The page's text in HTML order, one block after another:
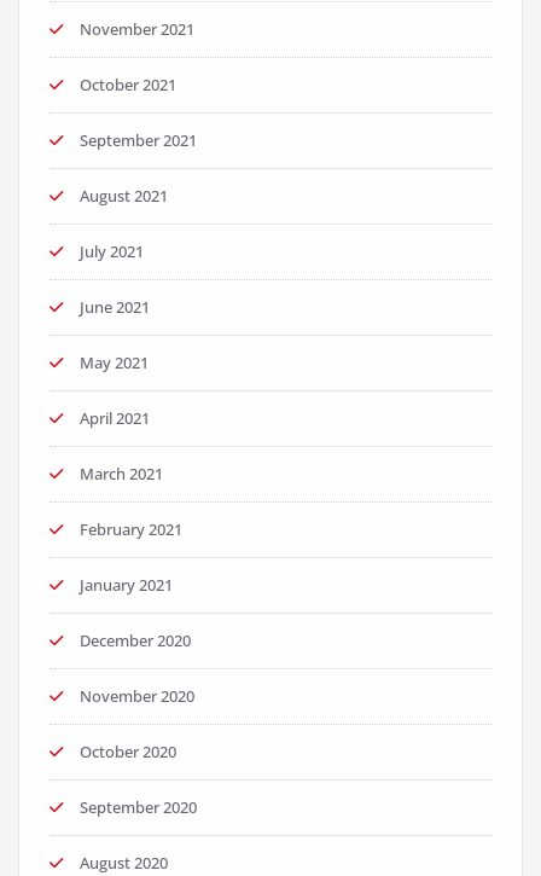
November 2021
October 2021
September 2021
August 2021
July 2021
June 2021
May 2021
April 2021
March 2021
February 2021
January 2021
December 2020
November 2020
October 2020
September 2020
August 2020